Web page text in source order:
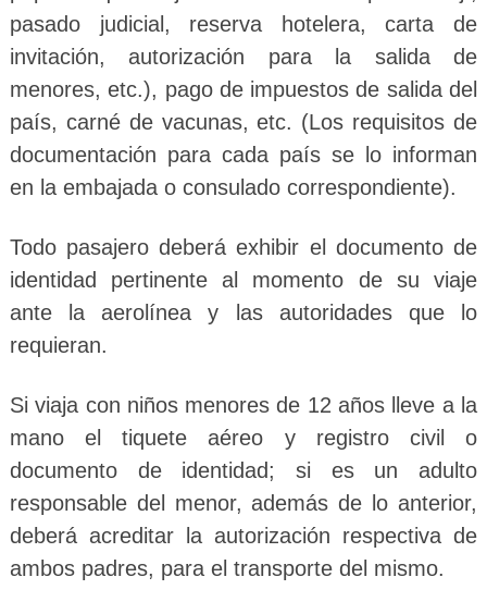
pasado judicial, reserva hotelera, carta de
invitación, autorización para la salida de
menores, etc.), pago de impuestos de salida del
país, carné de vacunas, etc. (Los requisitos de
documentación para cada país se lo informan
en la embajada o consulado correspondiente).
Todo pasajero deberá exhibir el documento de
identidad pertinente al momento de su viaje
ante la aerolínea y las autoridades que lo
requieran.
Si viaja con niños menores de 12 años lleve a la
mano el tiquete aéreo y registro civil o
documento de identidad; si es un adulto
responsable del menor, además de lo anterior,
deberá acreditar la autorización respectiva de
ambos padres, para el transporte del mismo.